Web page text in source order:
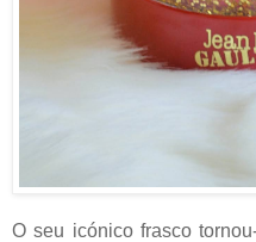
O seu icónico frasco